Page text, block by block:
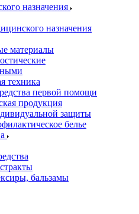
назначения
назначения
материалы
техника
первой помощи
продукция
защиты
белье
бальзамы